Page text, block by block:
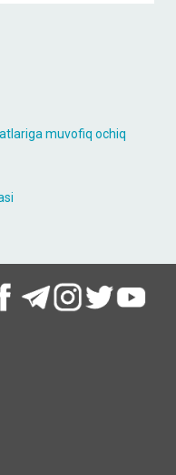
muvofiq ochiq